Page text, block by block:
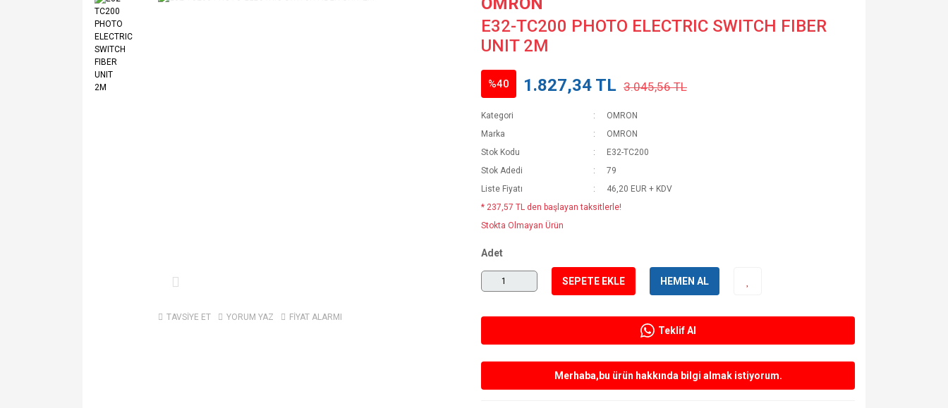
TAVSİYE ET YORUM YAZ FİYAT ALARMI
E32-TC200 PHOTO ELECTRIC SWITCH FIBER
UNIT 2M
%40 1.827,34 TL 3.045,56 TL
Kategori
OMRON
Marka
OMRON
Stok Kodu
E32-TC200
Stok Adedi
79
Liste Fiyatı
46,20 EUR + KDV
* 237,57 TL den başlayan taksitlerle!
Stokta Olmayan Ürün
Adet
SEPETE EKLE HEMEN AL
Teklif Al
Merhaba,bu ürün hakkında bilgi almak istiyorum.